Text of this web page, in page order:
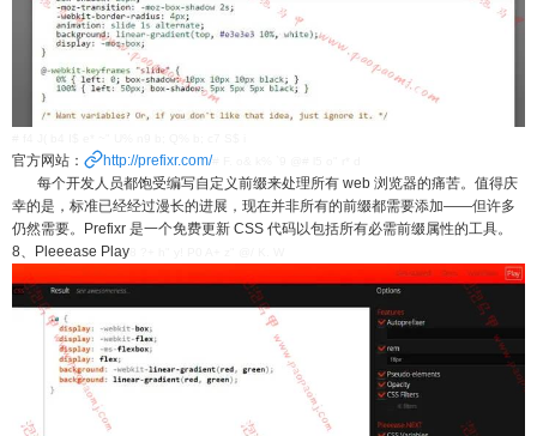
官方网站： http://prefixr.com/
每个开发人员都饱受编写自定义前缀来处理所有 web 浏览器的痛苦。值得庆
幸的是，标准已经经过漫长的进展，现在并非所有的前缀都需要添加——但许多
仍然需要。Prefixr 是一个免费更新 CSS 代码以包括所有必需前缀属性的工具。
8、Pleeease Play